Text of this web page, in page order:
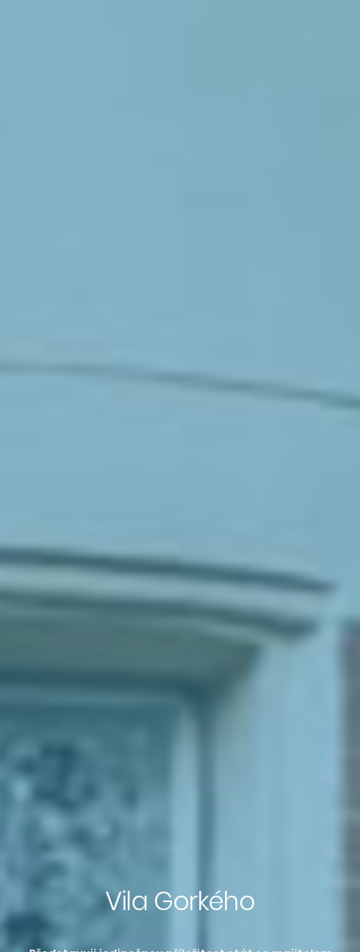
Vila Gorkého